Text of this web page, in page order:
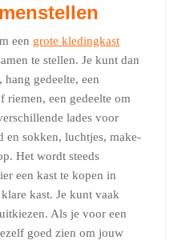
een grote kledingkast
te stellen. Je kunt dan
gedeelte, een
riemen, een gedeelte om
lades voor
en sokken, luchtjes, make-
Het wordt steeds
een kast te kopen in
kast. Je kunt vaak
Als je voor een
goed zien om jouw